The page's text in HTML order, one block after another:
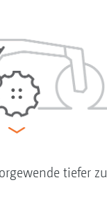
tiefer zu